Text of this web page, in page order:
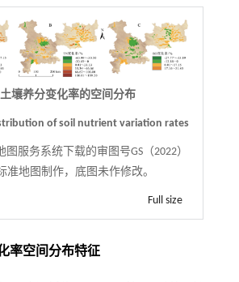
土壤养分变化率的空间分布
of soil nutrient variation rates
图服务系统下载的审图号GS（2022）
准地图制作，底图未作修改。
Full size
率空间分布特征